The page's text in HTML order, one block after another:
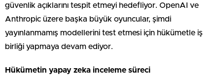
güvenlik açıklarını tespit etmeyi hedefliyor. OpenAI ve
Anthropic üzere başka büyük oyuncular, şimdi
yayınlanmamış modellerini test etmesi için hükümetle iş
birliği yapmaya devam ediyor.
Hükümetin yapay zeka inceleme süreci